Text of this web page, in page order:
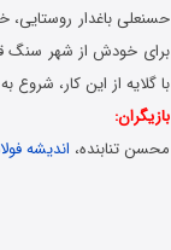
حسنعلی باغدار
برای خودش از شهر سنگ
با گلایه از این کار،
بازیگران:
محسن تنابنده، اندیشه